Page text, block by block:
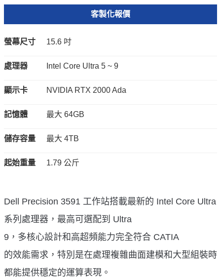
客製化報價
螢幕尺寸 15.6 吋
處理器 Intel Core Ultra 5 ~ 9
顯示卡 NVIDIA RTX 2000 Ada
記憶體 最大 64GB
儲存容量 最大 4TB
起始重量 1.79 公斤
Dell Precision 3591 工作站搭載最新的 Intel Core Ultra
系列處理器，最高可選配到 Ultra
9，多核心設計和高超頻能力完全符合 CATIA
的效能需求，特別是在處理複雜曲面建模和大型組裝時
都能提供穩定的運算表現。